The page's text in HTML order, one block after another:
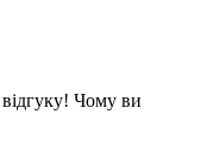
Чому ви